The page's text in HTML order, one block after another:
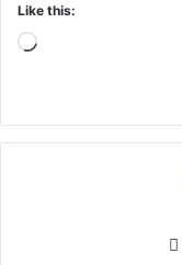
Like this:
Loading…